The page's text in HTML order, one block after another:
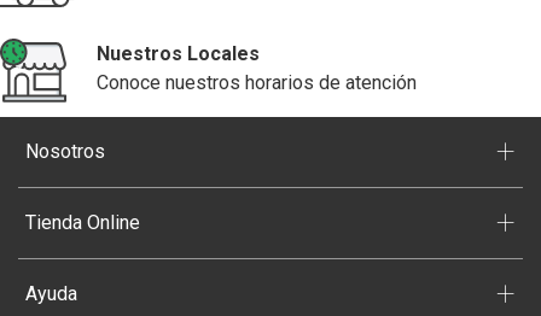
Nuestros Locales
Conoce nuestros horarios de atención
Nosotros +
Tienda Online +
Ayuda +